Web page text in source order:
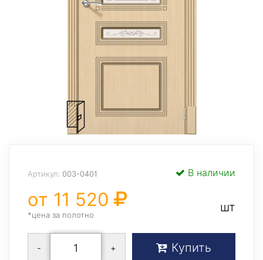
Артикул: 003-0401 В наличии
от 11 520
*цена за полотно
шт
- + Купить